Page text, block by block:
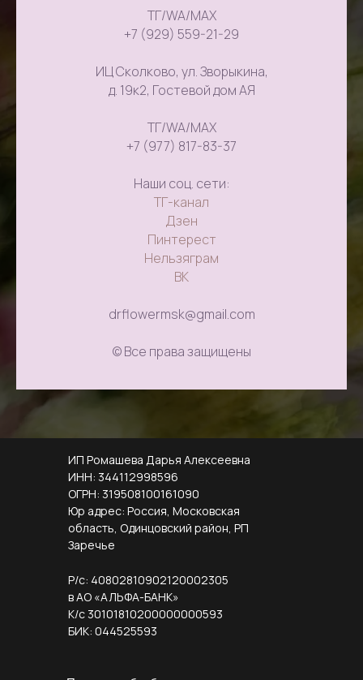
ТГ/WA/MAX
+7 (929) 559-21-29
ИЦ Сколково, ул. Зворыкина,
д. 19к2, Гостевой дом АЯ
ТГ/WA/MAX
+7 (977) 817-83-37
Наши соц. сети:
ТГ-канал
Дзен
Пинтерест
Нельзяграм
ВК
drflowermsk@gmail.com
© Все права защищены
ИП Ромашева Дарья Алексеевна
ИНН: 344112998596
ОГРН: 319508100161090
Юр адрес: Россия, Московская
область, Одинцовский район, РП
Заречье
Р/с: 40802810902120002305
в АО «АЛЬФА-БАНК»
К/с 30101810200000000593
БИК: 044525593